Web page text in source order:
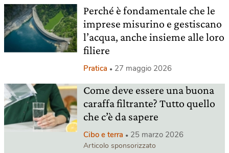
Perché è fondamentale che le
imprese misurino e gestiscano
l’acqua, anche insieme alle loro
filiere
Pratica 27 maggio 2026
Come deve essere una buona
caraffa filtrante? Tutto quello
che c’è da sapere
Cibo e terra 25 marzo 2026
Articolo sponsorizzato